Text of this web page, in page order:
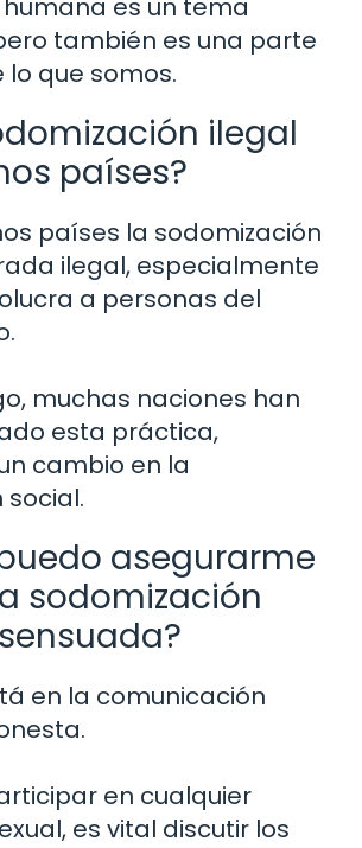
también es una parte
lo que somos.
ilegal
países?
países la sodomización
ilegal, especialmente
a personas del
muchas naciones han
esta práctica,
cambio en la
asegurarme
sodomización
en la comunicación
en cualquier
es vital discutir los